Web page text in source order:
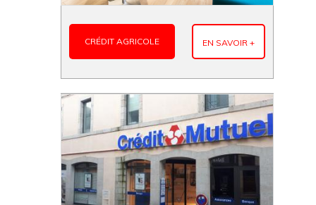
CRÉDIT AGRICOLE EN SAVOIR +